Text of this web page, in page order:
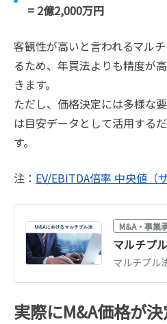
= 2億2,000万円
客観性が高いと言われるマル
るため、年買法よりも精度が
きます。
ただし、価格決定には多様な
は目安データとして活用する
す。
注： EV/EBITDA倍率 中央値（
M&A・事業
実際にM&A価格が